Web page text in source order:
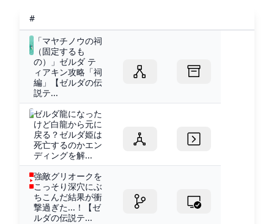
#
「マヤチノウの祠
（固定するも
の）」ゼルダ テ
ィアキン攻略「祠
編」【ゼルダの伝
説テ...
ゼルダ龍になった
けど白龍から元に
戻る？ゼルダ姫は
死亡するのかエン
ディングを解...
強敵グリオークを
こっそり深穴にぶ
ちこんだ結果が衝
撃過ぎた...！【ゼ
ルダの伝説テ...